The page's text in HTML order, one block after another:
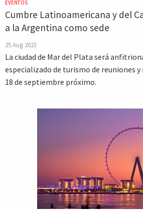
EVENTOS
Cumbre Latinoamericana y del
a la Argentina como sede
25 Aug 2023
La ciudad de Mar del Plata será
especializado de turismo de reuniones y
18 de septiembre próximo.